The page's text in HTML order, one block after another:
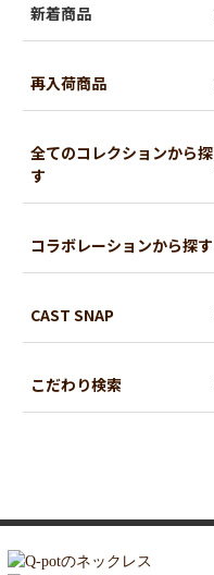
新着商品
再入荷商品
全てのコレクションから探
す
コラボレーションから探す
CAST SNAP
こだわり検索